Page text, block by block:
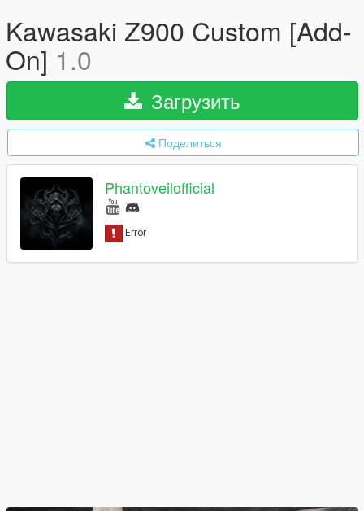
Kawasaki Z900 Custom [Add-
On] 1.0
Загрузить
Поделиться
Phantoveilofficial